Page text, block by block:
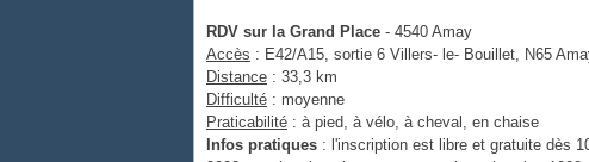
RDV sur la Grand Place - 4540 Amay
Accès : E42/A15, sortie 6 Villers- le- Bouillet, N65
Distance : 33,3 km
Difficulté : moyenne
Praticabilité : à pied, à vélo, à cheval, en chaise
Infos pratiques : l'inscription est libre et gratuite dès